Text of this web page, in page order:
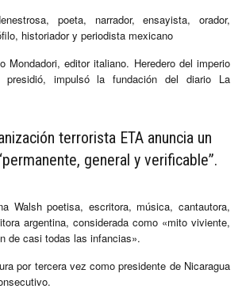
poeta, narrador, ensayista, orador,
historiador y periodista mexicano
Mondadori, editor italiano. Heredero del imperio
presidió, impulsó la fundación del diario La
terrorista ETA anuncia un
general y verificable”.
Walsh poetisa, escritora, música, cantautora,
argentina, considerada como «mito viviente,
de casi todas las infancias».
por tercera vez como presidente de Nicaragua